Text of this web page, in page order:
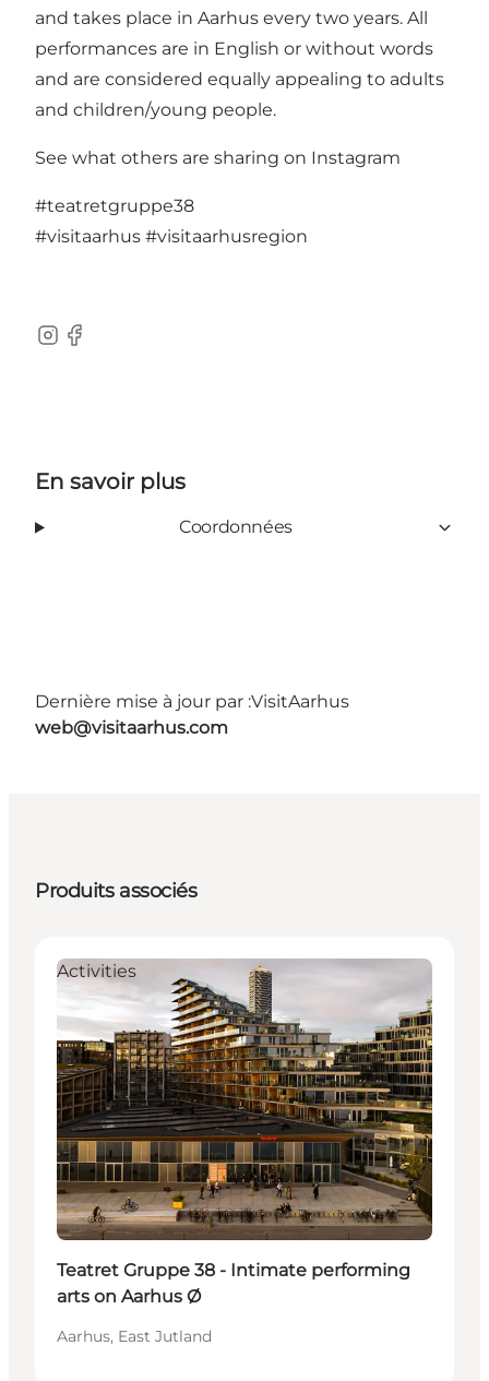
and takes place in Aarhus every two years. All
performances are in English or without words
and are considered equally appealing to adults
and children/young people.
See what others are sharing on Instagram
#teatretgruppe38
#visitaarhus #visitaarhusregion
Instagram
Facebook
En savoir plus
Coordonnées
Dernière mise à jour par :VisitAarhus
web@visitaarhus.com
Produits associés
Activities
Teatret Gruppe 38 - Intimate performing
arts on Aarhus Ø
Aarhus, East Jutland